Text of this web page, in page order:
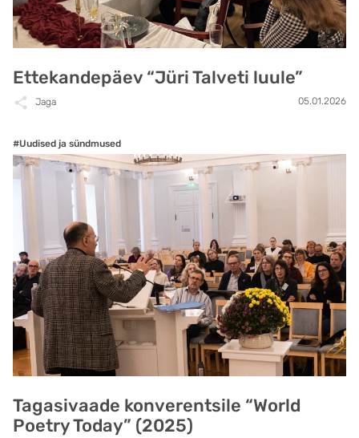
Ettekandepäev “Jüri Talveti luule”
Jaga 05.01.2026
#Uudised ja sündmused
Tagasivaade konverentsile “World
Poetry Today” (2025)